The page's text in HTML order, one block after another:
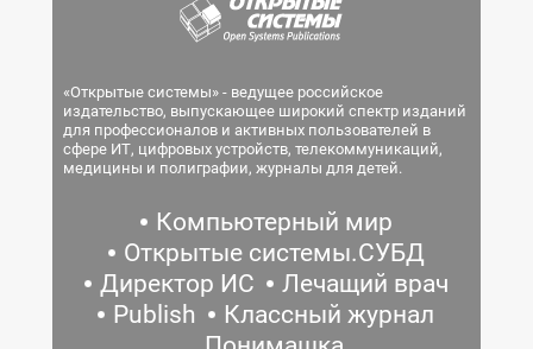
«Открытые системы» - ведущее российское
издательство, выпускающее широкий спектр изданий
для профессионалов и активных пользователей в
сфере ИТ, цифровых устройств, телекоммуникаций,
медицины и полиграфии, журналы для детей.
Компьютерный мир
Открытые системы.СУБД
Директор ИС
Лечащий врач
Publish
Классный журнал